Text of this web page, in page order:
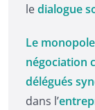
ledialogue
Le
négociation
délégués
dans l’